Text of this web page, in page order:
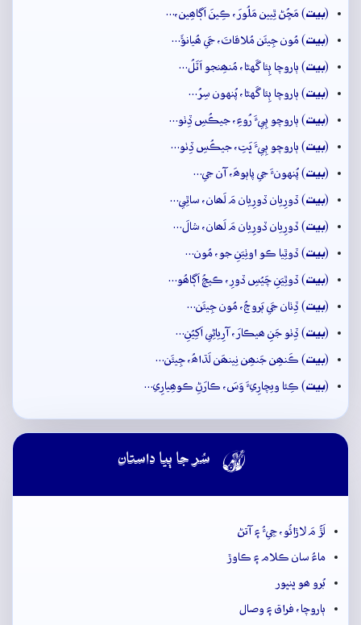
(بيت) مَڇُڻ ٿِيين مَلُورَ، ڪِينَ اَڳاھِين،…
(بيت) مُون جِيئَن مُلاقاتَ، جَي ھُيانؤَ…
(بيت) ٻاروچا ٻِئا گَهڻا، مُنھِنجو اَٽَلُ…
(بيت) ٻاروچا ٻِئا گَهڻا، پُنهون سِرُ…
(بيت) ٻاروچو ٻِيءَ رُوءِ، جيڪُسِ ڏِٺو…
(بيت) ٻاروچو ٻِيءَ ڀَتِ، جيڪُسِ ڏِٺو…
(بيت) پُنهونءَ جي پاٻوھَ، آن جي…
(بيت) ڏورِيان ڏورِيان مَ لَھان، ساٿِي…
(بيت) ڏورِيان ڏورِيان مَ لَھان، شالَ…
(بيت) ڏوٿِيا ڪو اوٺِيَنِ جو، مُون…
(بيت) ڏوٿِيَنِ چَيُسِ ڏورِ، ڪيچُ اَڳاھُو…
(بيت) ڏِٺان جَي ٻَروچُ، مُون جِيئَن…
(بيت) ڏِٺو جَنِ ھيڪارَ، آرِياڻِي اَکِيُنِ…
(بيت) ڪَنھِن جَنھِن نِينھَن لَڌاھُ، جِيئَن…
(بيت) ڪِئا ويچارِيءَ وَسَ، ڪارَڻِ ڪوھِيارِي…
 سُر جا ٻيا داستان
لَڙُ مَ لاڙائُو، جِيءُ ۽ آتڻ
ماءُ سان ڪلام ۽ ڪاوڙ
بُرو ھو ڀنڀور
ٻاروچا، فراق ۽ وصال